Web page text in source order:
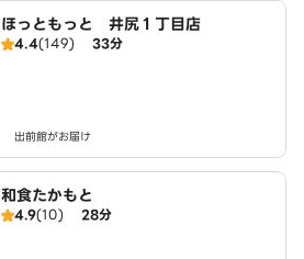
ほっともっと 井尻１丁目店
4.4(149) 33分
出前館がお届け
和食たかもと
4.9(10) 28分